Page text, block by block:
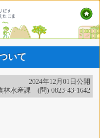
いて
2024年12月01日公開
林水産課 (問) 0823-43-1642